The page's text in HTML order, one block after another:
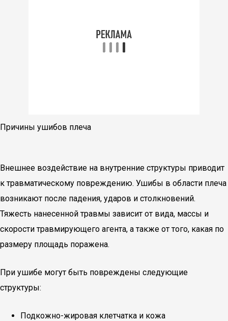
Причины ушибов плеча
Внешнее воздействие на внутренние структуры приводит
к травматическому повреждению. Ушибы в области плеча
возникают после падения, ударов и столкновений.
Тяжесть нанесенной травмы зависит от вида, массы и
скорости травмирующего агента, а также от того, какая по
размеру площадь поражена.
При ушибе могут быть повреждены следующие
структуры:
Подкожно-жировая клетчатка и кожа